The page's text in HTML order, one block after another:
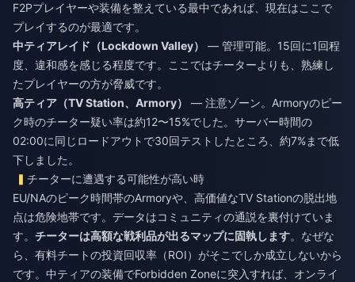
F2Pプレイヤーや装備を整えている最中であれば、現在はここで
プレイするのが最適です。
中ティアレイド（Lockdown Valley）
— 管理可能。15回に1回程
度、違和感を感じる程度です。ここではチーターよりも、熟練し
たプレイヤーの方が脅威です。
高ティア（TV Station、Armory）
— 注意ゾーン。Armoryのピー
ク時のチーター疑い率は約12〜15%でした。サーバー時間の
02:00に同じロードアウトで30回テストしたところ、約7%まで低
下しました。
チーターに遭遇する可能性が高い時
EU/NAのピーク時間帯のArmoryや、高価値なTV Stationの脱出地
点は危険地帯です。データはコミュニティの通説を裏付けていま
す。 チーターは高額な戦利品が出るマップに固執します。なぜな
ら、有料チートの投資回収率（ROI）がそこでしか成立しないから
です。中ティアの装備でForbidden Zoneに突入すれば、オンライ